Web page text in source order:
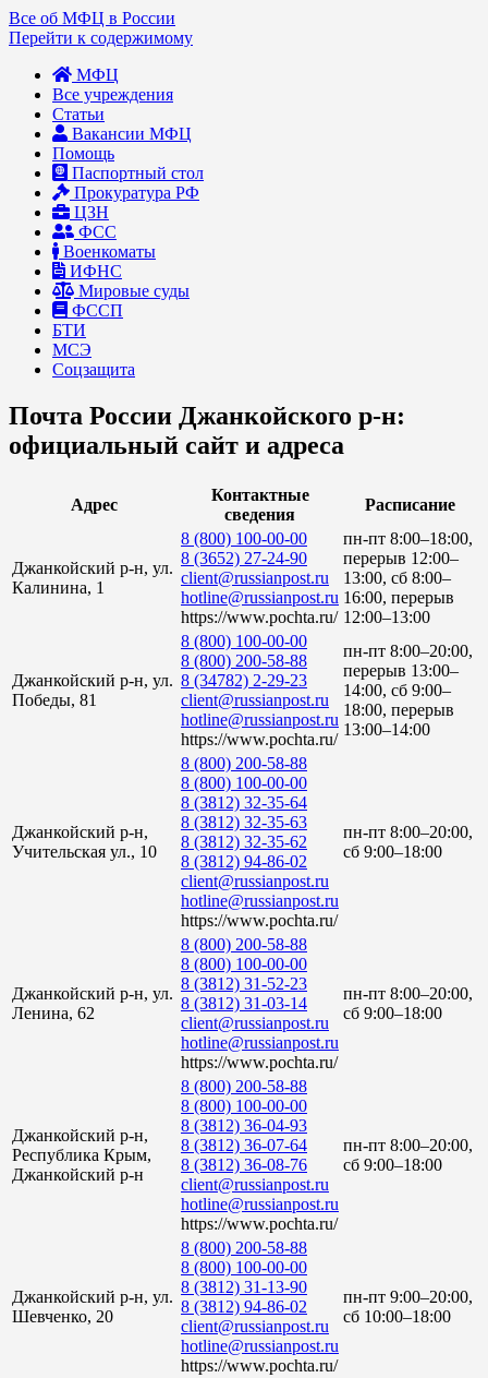
Все об МФЦ в России
Перейти к содержимому
МФЦ
Все учреждения
Статьи
Вакансии МФЦ
Помощь
Паспортный стол
Прокуратура РФ
ЦЗН
ФСС
Военкоматы
ИФНС
Мировые суды
ФССП
БТИ
МСЭ
Соцзащита
Почта России Джанкойского р-н:
официальный сайт и адреса
Адрес
Контактные
сведения
Расписание
Джанкойский р-н, ул.
Калинина, 1
8 (800) 100-00-00
8 (3652) 27-24-90
client@russianpost.ru
hotline@russianpost.ru
https://www.pochta.ru/
пн-пт 8:00–18:00,
перерыв 12:00–
13:00, сб 8:00–
16:00, перерыв
12:00–13:00
Джанкойский р-н, ул.
Победы, 81
8 (800) 100-00-00
8 (800) 200-58-88
8 (34782) 2-29-23
client@russianpost.ru
hotline@russianpost.ru
https://www.pochta.ru/
пн-пт 8:00–20:00,
перерыв 13:00–
14:00, сб 9:00–
18:00, перерыв
13:00–14:00
Джанкойский р-н,
Учительская ул., 10
8 (800) 200-58-88
8 (800) 100-00-00
8 (3812) 32-35-64
8 (3812) 32-35-63
8 (3812) 32-35-62
8 (3812) 94-86-02
client@russianpost.ru
hotline@russianpost.ru
https://www.pochta.ru/
пн-пт 8:00–20:00,
сб 9:00–18:00
Джанкойский р-н, ул.
Ленина, 62
8 (800) 200-58-88
8 (800) 100-00-00
8 (3812) 31-52-23
8 (3812) 31-03-14
client@russianpost.ru
hotline@russianpost.ru
https://www.pochta.ru/
пн-пт 8:00–20:00,
сб 9:00–18:00
Джанкойский р-н,
Республика Крым,
Джанкойский р-н
8 (800) 200-58-88
8 (800) 100-00-00
8 (3812) 36-04-93
8 (3812) 36-07-64
8 (3812) 36-08-76
client@russianpost.ru
hotline@russianpost.ru
https://www.pochta.ru/
пн-пт 8:00–20:00,
сб 9:00–18:00
Джанкойский р-н, ул.
Шевченко, 20
8 (800) 200-58-88
8 (800) 100-00-00
8 (3812) 31-13-90
8 (3812) 94-86-02
client@russianpost.ru
hotline@russianpost.ru
https://www.pochta.ru/
пн-пт 9:00–20:00,
сб 10:00–18:00